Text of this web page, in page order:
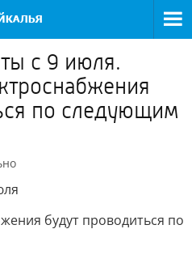
с 9 июля.
по следующим
будут проводиться по